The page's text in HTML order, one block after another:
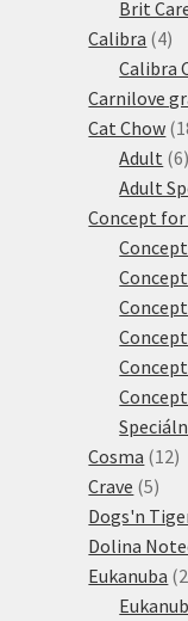
Brit
Calibra 44
Calibra
Carnilove
Cat Chow
Adult 66
Adult
Concept
Cosma 1212
Crave 55
Dogs'n
Dolina
Eukanuba